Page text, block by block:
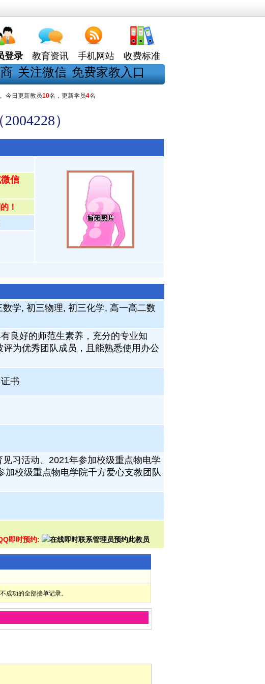
登录 教育资讯 手机网站 收费标准
关注微信 免费家教入口
今日更新教员10名，更新学员4名
）
信
！
学, 初三物理, 初三化学, 高一高二数
良好的师范生素养，充分的专业知
为优秀团队成员，且能熟悉使用办公
书
习活动、2021年参加校级重点物电学
加校级重点物电学院千方爱心支教团队
即时预约:
成功的全部接单记录。